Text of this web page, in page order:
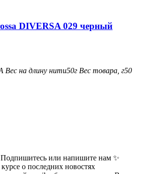
DIVERSA 029 черный
Вес на длину нити50г Вес товара, г50
или напишите нам ✨
о последних новостях